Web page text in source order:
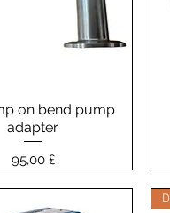
rapida
on bend pump
adapter
Prezzo
95,00 £